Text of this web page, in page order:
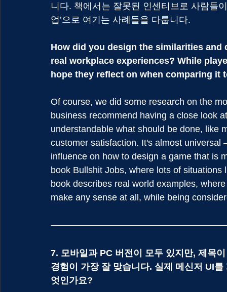
니다. 책에서는 잘못된 인센티브로 사람들
업’으로 여기는 사례들을 다룹니다.
How did you design the similarities
real workplace experiences? While
hope they reflect on when comparing it
Of course, we did some research on the
business recommend having a close look
understandable what should be done, like
customer satisfaction. It's almost
influence on how to design a game that is
book Bullshit Jobs, where lots of
book describes real world examples,
make any sense at all, while being
7. 모바일과 PC 버전이 모두 있지만, 제목
경험이 가장 잘 맞습니다. 실제 메신저 UI
엇인가요?